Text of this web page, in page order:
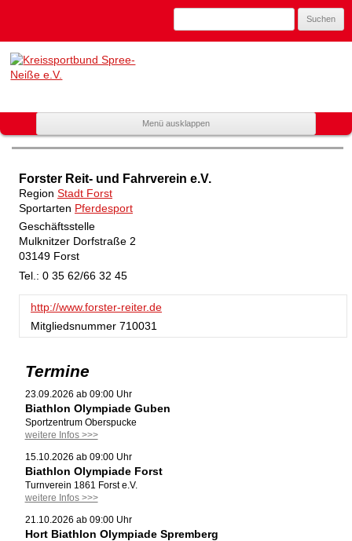
nach:
Kreissportbund
Spree-Neiße
Mitglied
Brandenburg
Menü ausklappen
Inhalt
Forster Reit- und Fahrverein e.V.
Region Stadt Forst
Sportarten Pferdesport
Geschäftsstelle
Mulknitzer Dorfstraße 2
03149 Forst
Tel.: 0 35 62/66 32 45
http://www.forster-reiter.de
Mitgliedsnummer710031
Termine
23.09.2026 ab 09:00 Uhr
Biathlon Olympiade Guben
Sportzentrum Oberspucke
weitere Infos >>>
15.10.2026 ab 09:00 Uhr
Biathlon Olympiade Forst
Turnverein 1861 Forst e.V.
weitere Infos >>>
21.10.2026 ab 09:00 Uhr
Hort Biathlon Olympiade Spremberg